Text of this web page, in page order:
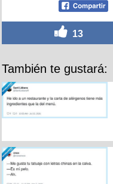
13
También te gustará: